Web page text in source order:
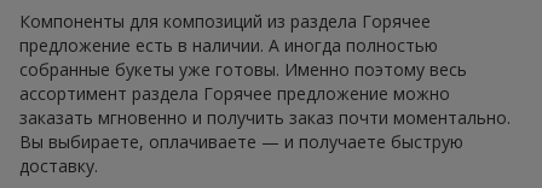
Компоненты для композиций из раздела Горячее
предложение есть в наличии. А иногда полностью
собранные букеты уже готовы. Именно поэтому весь
ассортимент раздела Горячее предложение можно
заказать мгновенно и получить заказ почти моментально.
Вы выбираете, оплачиваете — и получаете быструю
доставку.